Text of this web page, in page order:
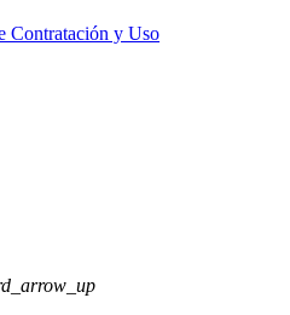
Contratación y Uso